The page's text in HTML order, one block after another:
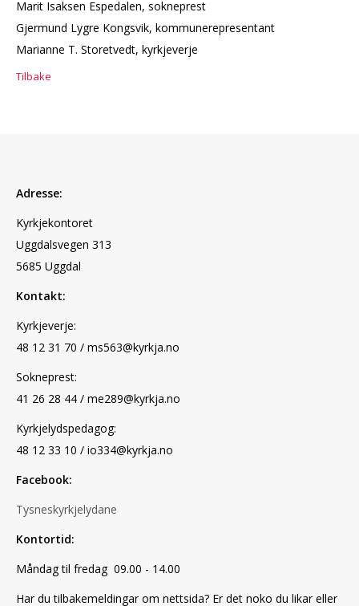
Marit Isaksen Espedalen, sokneprest
Gjermund Lygre Kongsvik, kommunerepresentant
Marianne T. Storetvedt, kyrkjeverje
Tilbake
Adresse:
Kyrkjekontoret
Uggdalsvegen 313
5685 Uggdal
Kontakt:
Kyrkjeverje:
48 12 31 70 / ms563@kyrkja.no
Sokneprest:
41 26 28 44 / me289@kyrkja.no
Kyrkjelydspedagog:
48 12 33 10 / io334@kyrkja.no
Facebook:
Tysneskyrkjelydane
Kontortid:
Måndag til fredag 09.00 - 14.00
Har du tilbakemeldingar om nettsida? Er det noko du likar eller